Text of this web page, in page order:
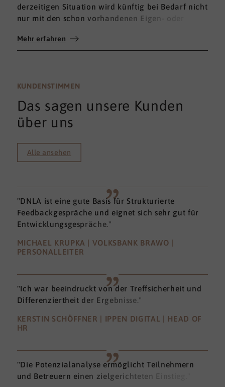
derzeitigen Situation wird künftig bei Bedarf nicht
nur mit den schon vorhandenen Eigen- oder
umfassenden 360°-Feedback.
Mehr erfahren
KUNDENSTIMMEN
Das sagen unsere Kunden
über uns
Alle ansehen
"DNLA ist eine gute Basis für Strukturierte
Feedbackgespräche und eignet sich sehr gut für
Entwicklungsgespräche."
MICHAEL KRUPKA | VOLKSBANK BRAWO |
PERSONALLEITER
"Ich war beeindruckt von der Treffsicherheit und
Differenziertheit der Ergebnisse."
KERSTIN SCHÖFFNER | IPPEN DIGITAL | HEAD OF
HR
"Die Potenzialanalyse ermöglicht Teilnehmern
und Betreuern einen zielgerichteten Einstieg."